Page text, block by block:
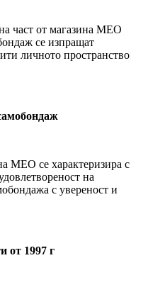
част от магазина MEO
се изпращат
личното пространство
MEO се характеризира с
на
с увереност и
от 1997 г